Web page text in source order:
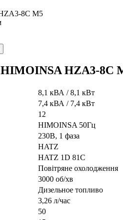
8C M5
HZA3-8C
8,1 кВА / 8,1 кВт
7,4 кВА / 7,4 кВт
12
HIMOINSA 50Гц
230В, 1 фаза
HATZ
HATZ 1D 81C
Повітряне охолодження
3000 об/хв
Дизельное топливо
3,26 л/час
50